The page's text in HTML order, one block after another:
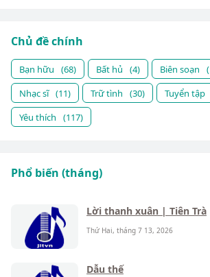
Chủ đề chính
Bạn hữu (68) Bất hủ (4) Biên soạn
Nhạc sĩ (11) Trữ tình (30) Tuyển tập
Yêu thích
(117)
Phổ biến (tháng)
Lời thanh xuân | Tiên Trà
Thứ Hai, tháng 7 13, 2026
Dẫu thế